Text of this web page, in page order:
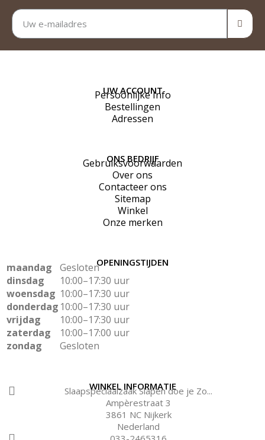
UW ACCOUNT
Persoonlijke Info
Bestellingen
Adressen
ONS BEDRIJF
Gebruiksvoorwaarden
Over ons
Contacteer ons
Sitemap
Winkel
Onze merken
OPENINGSTIJDEN
maandag
Gesloten
dinsdag
10:00–17:30 uur
woensdag 10:00–17:30 uur
donderdag 10:00–17:30 uur
vrijdag
10:00–17:30 uur
zaterdag
10:00–17:00 uur
zondag
Gesloten
WINKEL INFORMATIE
Slaapspeciaalzaak Slapen doe je Zo...
Ampèrestraat 3
3861 NC Nijkerk
Nederland